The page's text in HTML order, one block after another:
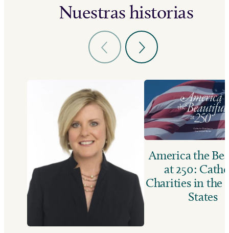
Nuestras historias
America the
at 250:
Charities in the
States